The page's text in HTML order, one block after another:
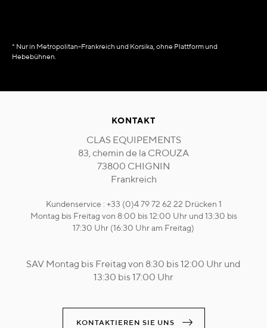
* Nur in Metropolitan-Frankreich und Korsika, ohne Plattform und
Hebebühnen.
KONTAKT
CLAS EQUIPEMENTS
83, chemin de la CROUZA
73800 CHIGNIN
Frankreich
Kundenservice : +33 (0)4 79 72 62 22 Drücken 1
Montag bis Freitag von 8:00 bis 12:00 Uhr und 13:30 bis
17:30 Uhr (16:30 Uhr am Freitag)
SAV Montag bis Freitag von 8:30 bis 12:00 Uhr und
13:30 bis 17:00 Uhr
KONTAKTIEREN SIE UNS